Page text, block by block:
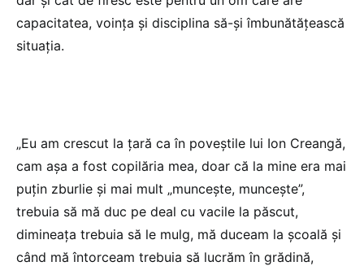
capacitatea, voința și disciplina să-și îmbunătățească
situația.
„Eu am crescut la țară ca în poveștile lui Ion Creangă,
cam așa a fost copilăria mea, doar că la mine era mai
puțin zburlie și mai mult „muncește, muncește”,
trebuia să mă duc pe deal cu vacile la păscut,
dimineața trebuia să le mulg, mă duceam la școală și
când mă întorceam trebuia să lucrăm în grădină,